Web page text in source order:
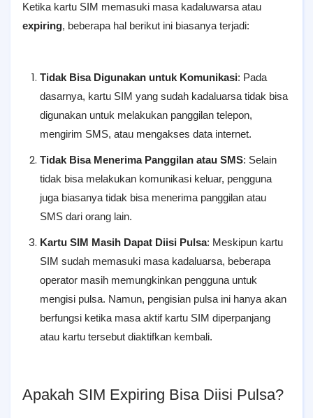
Ketika kartu SIM memasuki masa kadaluwarsa atau
expiring, beberapa hal berikut ini biasanya terjadi:
Tidak Bisa Digunakan untuk Komunikasi: Pada
dasarnya, kartu SIM yang sudah kadaluarsa tidak bisa
digunakan untuk melakukan panggilan telepon,
mengirim SMS, atau mengakses data internet.
Tidak Bisa Menerima Panggilan atau SMS: Selain
tidak bisa melakukan komunikasi keluar, pengguna
juga biasanya tidak bisa menerima panggilan atau
SMS dari orang lain.
Kartu SIM Masih Dapat Diisi Pulsa: Meskipun kartu
SIM sudah memasuki masa kadaluarsa, beberapa
operator masih memungkinkan pengguna untuk
mengisi pulsa. Namun, pengisian pulsa ini hanya akan
berfungsi ketika masa aktif kartu SIM diperpanjang
atau kartu tersebut diaktifkan kembali.
Apakah SIM Expiring Bisa Diisi Pulsa?